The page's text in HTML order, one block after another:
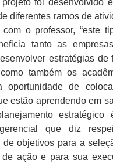
foi desenvolvido
diferentes ramos de
com o professor, “este
tanto as
estratégias de
também os
oportunidade de
estão aprendendo em
estratégico
que diz
de objetivos para a
de ação e para sua